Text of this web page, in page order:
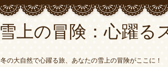
雪上の冒険：心躍る
冬の大自然で心躍る旅、あなたの雪上の冒険がここに！